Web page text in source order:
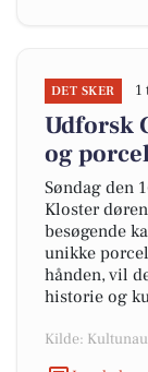
DET SKER 1
Udforsk
og
Søndag den
Kloster
besøgende
unikke
hånden, vil
historie og
Kilde: